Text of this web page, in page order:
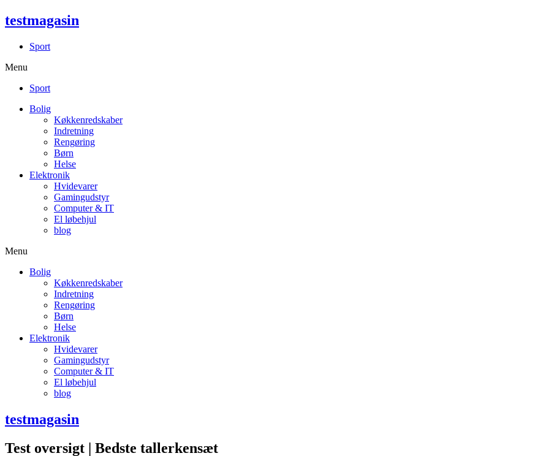
testmagasin
Sport
Menu
Sport
Bolig
Køkkenredskaber
Indretning
Rengøring
Børn
Helse
Elektronik
Hvidevarer
Gamingudstyr
Computer & IT
El løbehjul
blog
Menu
Bolig
Køkkenredskaber
Indretning
Rengøring
Børn
Helse
Elektronik
Hvidevarer
Gamingudstyr
Computer & IT
El løbehjul
blog
testmagasin
Test oversigt | Bedste tallerkensæt